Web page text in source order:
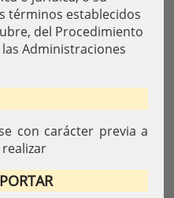
términos establecidos
del Procedimiento
Administraciones
con carácter previa a